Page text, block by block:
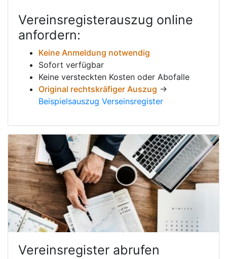
Vereinsregisterauszug online
anfordern:
Keine Anmeldung notwendig
Sofort verfügbar
Keine versteckten Kosten oder Abofalle
Original rechtskräfiger Auszug →
Beispielsauszug Verseinsregister
Vereinsregister abrufen